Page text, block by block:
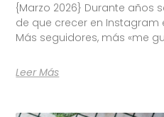
{Marzo 2026} Durante años
de que crecer en Instagram
Más seguidores, más «me
Leer Más